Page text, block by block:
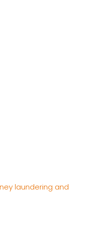
laundering and